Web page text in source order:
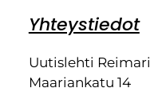
Yhteystiedot
Uutislehti Reimari
Maariankatu 14